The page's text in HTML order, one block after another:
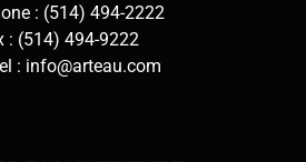
: (514) 494-2222
: (514) 494-9222
: info@arteau.com